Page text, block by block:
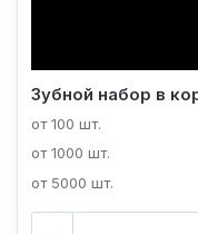
Зубной набор в
от 100 шт.
от 1000 шт.
от 5000 шт.